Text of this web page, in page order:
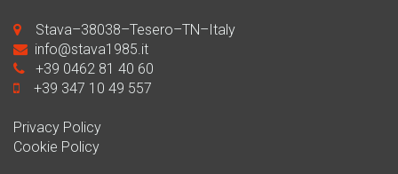
Stava–38038–Tesero–TN–Italy
info@stava1985.it
+39 0462 81 40 60
+39 347 10 49 557
Privacy Policy
Cookie Policy